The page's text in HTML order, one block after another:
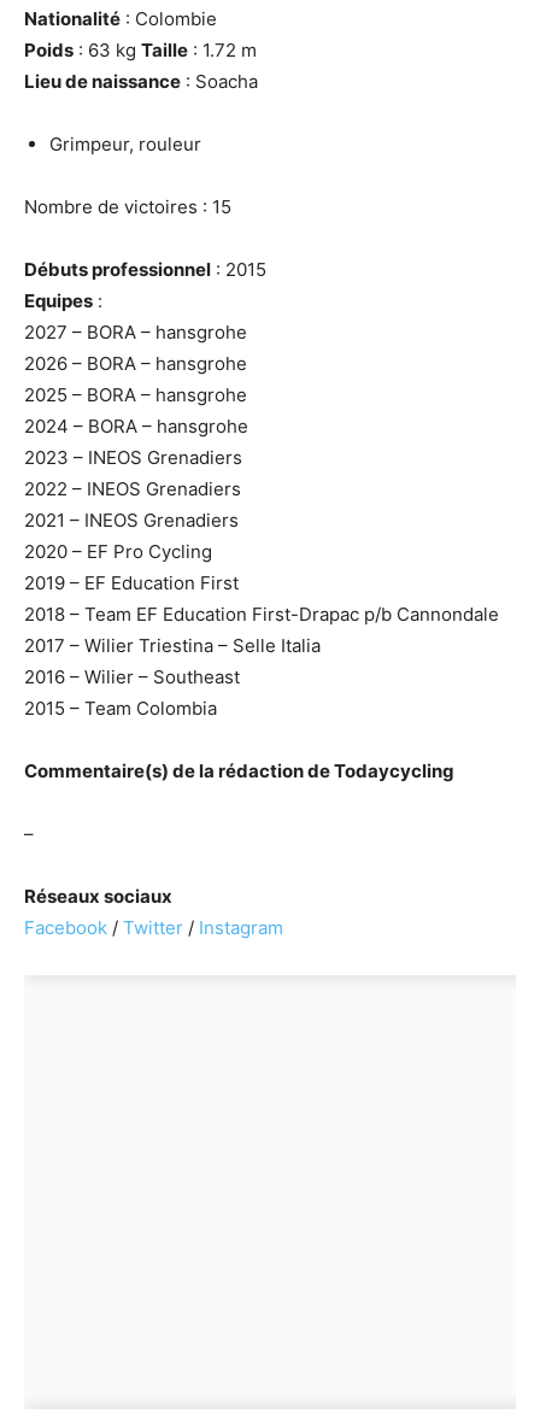
Nationalité : Colombie
Poids : 63 kg Taille : 1.72 m
Lieu de naissance : Soacha
Grimpeur, rouleur
Nombre de victoires : 15
Débuts professionnel : 2015
Equipes :
2027 – BORA – hansgrohe
2026 – BORA – hansgrohe
2025 – BORA – hansgrohe
2024 – BORA – hansgrohe
2023 – INEOS Grenadiers
2022 – INEOS Grenadiers
2021 – INEOS Grenadiers
2020 – EF Pro Cycling
2019 – EF Education First
2018 – Team EF Education First-Drapac p/b Cannondale
2017 – Wilier Triestina – Selle Italia
2016 – Wilier – Southeast
2015 – Team Colombia
Commentaire(s) de la rédaction de Todaycycling
–
Réseaux sociaux
Facebook / Twitter / Instagram